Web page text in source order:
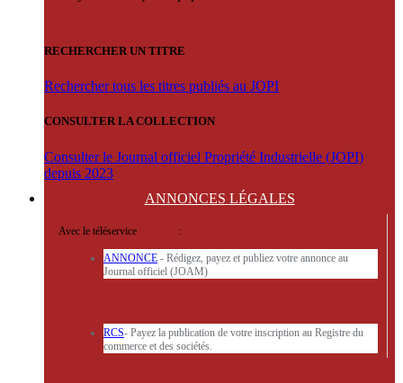
RECHERCHER UN TITRE
Rechercher tous les titres publiés au JOPI
CONSULTER LA COLLECTION
Consulter le Journal officiel Propriété Industrielle (JOPI)
depuis 2023
ANNONCES LÉGALES
Avec le téléservice :
ANNONCE - Rédigez, payez et publiez votre annonce au
Journal officiel (JOAM)
RCS- Payez la publication de votre inscription au Registre du
commerce et des sociétés.